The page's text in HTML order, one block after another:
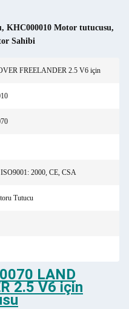
, KHC000010 Motor tutucusu,
Sahibi
FREELANDER 2.5 V6 için
2000, CE, CSA
Tutucu
LAND
2.5 V6 için